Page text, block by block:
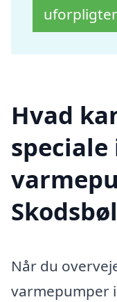
Hvad
Når du
varmepumper